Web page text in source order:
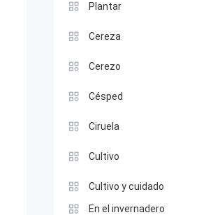
Plantar
Cereza
Cerezo
Césped
Ciruela
Cultivo
Cultivo y cuidado
En el invernadero